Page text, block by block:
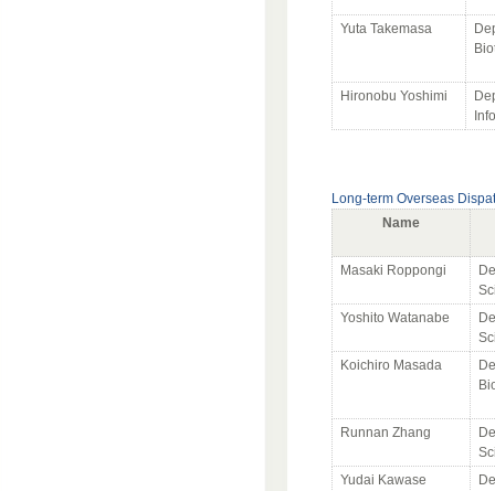
Yuta Takemasa
Hironobu Yoshimi
Long-term Overseas
Name
Masaki Roppongi
Yoshito Watanabe
Koichiro Masada
Runnan Zhang
Yudai Kawase